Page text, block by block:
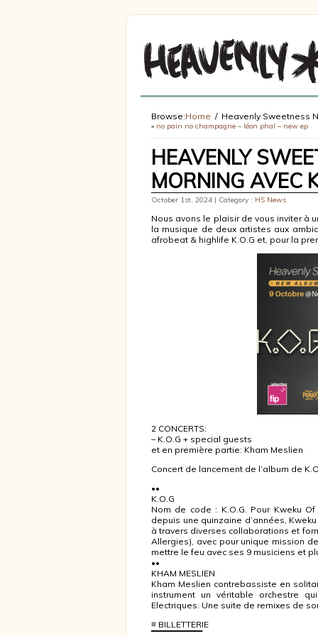
Browse:Home Heavenly Sweetness
« no pain no champagne – léon phal – new ep
HEAVENLY
MORNING AVEC
October 1st, 2024 | Category : HS News
Nous avons le plaisir de vous inviter à
la musique de deux artistes aux
afrobeat & highlife K.O.G et, pour la
2 CONCERTS:
– K.O.G + special guests
et en première partie: Kham Meslien
Concert de lancement de l’album de
••
K.O.G
Nom de code : K.O.G. Pour Kweku
depuis une quinzaine d’années,
à travers diverses collaborations et
Allergies), avec pour unique mission
mettre le feu avec ses 9 musiciens et
••
KHAM MESLIEN
Kham Meslien contrebassiste en
instrument un véritable orchestre
Electriques. Une suite de remixes de
≡ BILLETTERIE